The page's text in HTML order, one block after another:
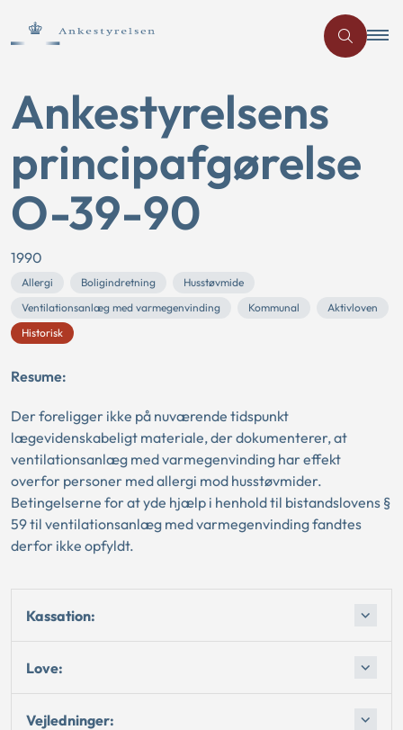
Ankestyrelsens
principafgørelse
O-39-90
1990
Allergi Boligindretning
Husstøvmide
Ventilationsanlæg med varmegenvinding
Kommunal
Aktivloven
Historisk
Resume:
Der foreligger ikke på nuværende tidspunkt
lægevidenskabeligt materiale, der dokumenterer, at
ventilationsanlæg med varmegenvinding har effekt
overfor personer med allergi mod husstøvmider.
Betingelserne for at yde hjælp i henhold til bistandslovens §
59 til ventilationsanlæg med varmegenvinding fandtes
derfor ikke opfyldt.
Kassation:
Love:
Vejledninger: